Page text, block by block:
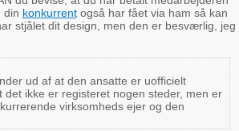
din konkurrentogså har fået via ham så kan
stjålet dit design, men den er besværlig, jeg
ud af at den ansatte er uofficielt
det ikke er registeret nogen steder, men er
virksomheds ejer og den